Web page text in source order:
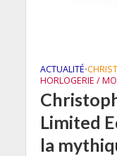
ACTUALITÉ•
HORLOGERIE /
Limited
la